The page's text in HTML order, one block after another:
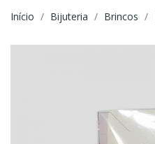
Início Bijuteria Brincos